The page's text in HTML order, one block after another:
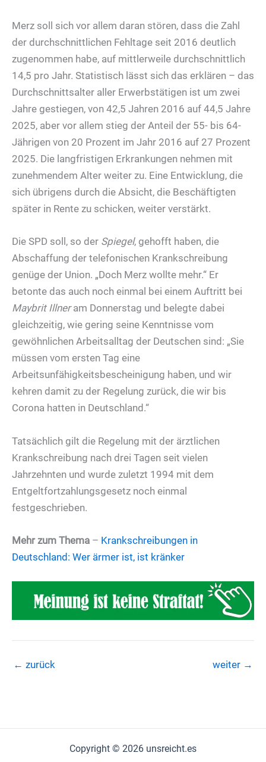
Merz soll sich vor allem daran stören, dass die Zahl
der durchschnittlichen Fehltage seit 2016 deutlich
zugenommen habe, auf mittlerweile durchschnittlich
14,5 pro Jahr. Statistisch lässt sich das erklären – das
Durchschnittsalter aller Erwerbstätigen ist um zwei
Jahre gestiegen, von 42,5 Jahren 2016 auf 44,5 Jahre
2025, aber vor allem stieg der Anteil der 55- bis 64-
Jährigen von 20 Prozent im Jahr 2016 auf 27 Prozent
2025. Die langfristigen Erkrankungen nehmen mit
zunehmendem Alter weiter zu. Eine Entwicklung, die
sich übrigens durch die Absicht, die Beschäftigten
später in Rente zu schicken, weiter verstärkt.
Die SPD soll, so der Spiegel, gehofft haben, die
Abschaffung der telefonischen Krankschreibung
genüge der Union. „Doch Merz wollte mehr.“ Er
betonte das auch noch einmal bei einem Auftritt bei
Maybrit Illneram Donnerstag und belegte dabei
gleichzeitig, wie gering seine Kenntnisse vom
gewöhnlichen Arbeitsalltag der Deutschen sind: „Sie
müssen vom ersten Tag eine
Arbeitsunfähigkeitsbescheinigung haben, und wir
kehren damit zu der Regelung zurück, die wir bis
Corona hatten in Deutschland.“
Tatsächlich gilt die Regelung mit der ärztlichen
Krankschreibung nach drei Tagen seit vielen
Jahrzehnten und wurde zuletzt 1994 mit dem
Entgeltfortzahlungsgesetz noch einmal
festgeschrieben.
Mehr zum Thema – Krankschreibungen in
Deutschland: Wer ärmer ist, ist kränker
← zurück weiter →
Copyright © 2026 unsreicht.es